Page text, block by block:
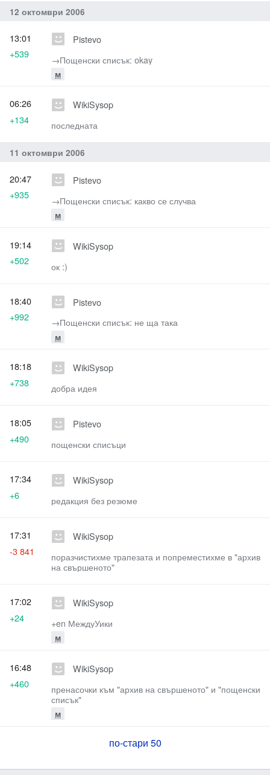
12 октомври 2006
Pistevo
→‎Пощенски списък: okay
м
13:01
+539
WikiSysop
последната
06:26
+134
11 октомври 2006
Pistevo
→‎Пощенски списък: какво се случва
м
20:47
+935
WikiSysop
ок :)
19:14
+502
Pistevo
→‎Пощенски списък: не ща така
м
18:40
+992
WikiSysop
добра идея
18:18
+738
Pistevo
пощенски списъци
18:05
+490
WikiSysop
редакция без резюме
17:34
+6
WikiSysop
поразчистихме трапезата и попреместихме в "архив
на свършеното"
17:31
-3 841
WikiSysop
+en МеждуУики
м
17:02
+24
WikiSysop
пренасочки към "архив на свършеното" и "пощенски
списък"
м
16:48
+460
по-стари 50